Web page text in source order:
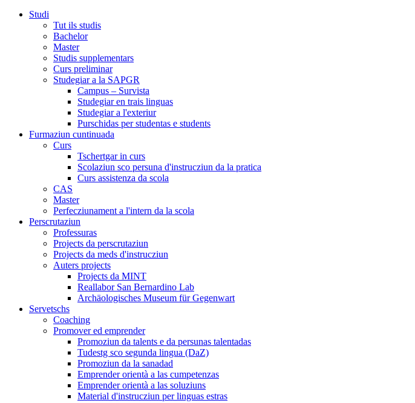
Studi
Tut ils studis
Bachelor
Master
Studis supplementars
Curs preliminar
Studegiar a la SAPGR
Campus – Survista
Studegiar en trais linguas
Studegiar a l'exteriur
Purschidas per studentas e students
Furmaziun cuntinuada
Curs
Tschertgar in curs
Scolaziun sco persuna d'instrucziun da la pratica
Curs assistenza da scola
CAS
Master
Perfecziunament a l'intern da la scola
Perscrutaziun
Professuras
Projects da perscrutaziun
Projects da meds d'instrucziun
Auters projects
Projects da MINT
Reallabor San Bernardino Lab
Archäologisches Museum für Gegenwart
Servetschs
Coaching
Promover ed emprender
Promoziun da talents e da persunas talentadas
Tudestg sco segunda lingua (DaZ)
Promoziun da la sanadad
Emprender orientà a las cumpetenzas
Emprender orientà a las soluziuns
Material d'instrucziun per linguas estras